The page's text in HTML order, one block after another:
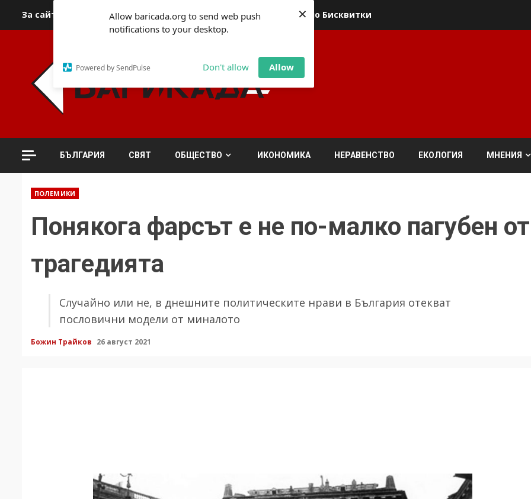
Allow baricada.org to send web push
notifications to your desktop.
Powered by SendPulse Don't allow Allow
×
За сайта За контакти За реклама Политика относно Бисквитки
БЪЛГАРИЯ СВЯТ ОБЩЕСТВО ИКОНОМИКА НЕРАВЕНСТВО ЕКОЛОГИЯ МНЕНИЯ
ПОЛЕМИКИ
Понякога фарсът е не по-малко пагубен от
трагедията
Случайно или не, в днешните политическите нрави в България отекват
пословични модели от миналото
Божин Трайков 26 август 2021